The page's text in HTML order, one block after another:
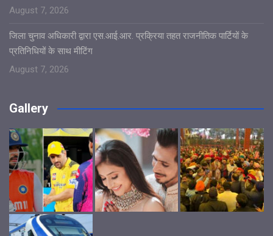
August 7, 2026
जिला चुनाव अधिकारी द्वारा एस.आई.आर. प्रक्रिया तहत राजनीतिक पार्टियों के
प्रतिनिधियों के साथ मीटिंग
August 7, 2026
Gallery